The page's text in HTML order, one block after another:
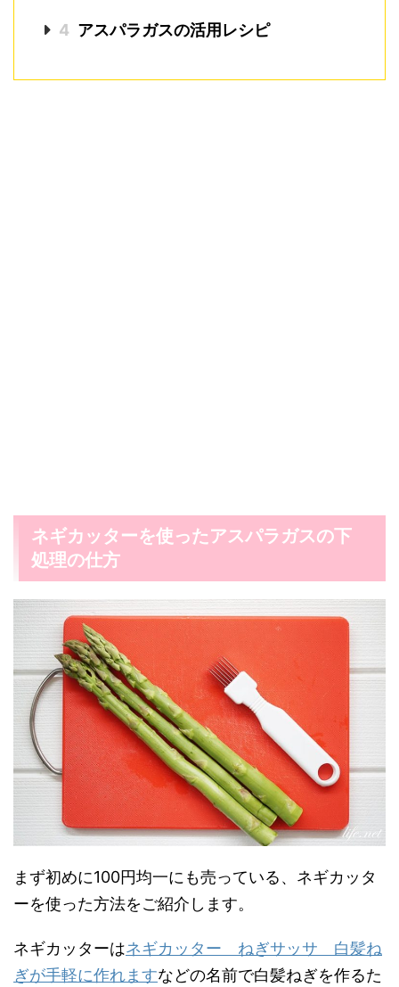
4 アスパラガスの活用レシピ
ネギカッターを使ったアスパラガスの下
処理の仕方
まず初めに100円均一にも売っている、ネギカッタ
ーを使った方法をご紹介します。
ネギカッターはネギカッター ねぎサッサ 白髪ね
ぎが手軽に作れますなどの名前で白髪ねぎを作るた